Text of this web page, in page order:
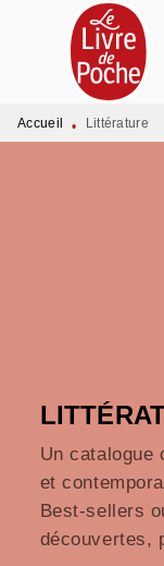
MENU
PIED DE PAGE
Accueil • Littérature
Un catalogue
et
Best-sellers
découvertes,